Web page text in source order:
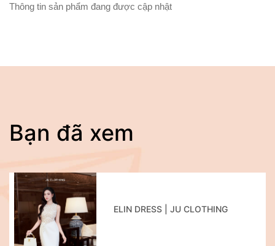
Thông tin sản phẩm đang được cập nhật
Bạn đã xem
ELIN DRESS | JU CLOTHING